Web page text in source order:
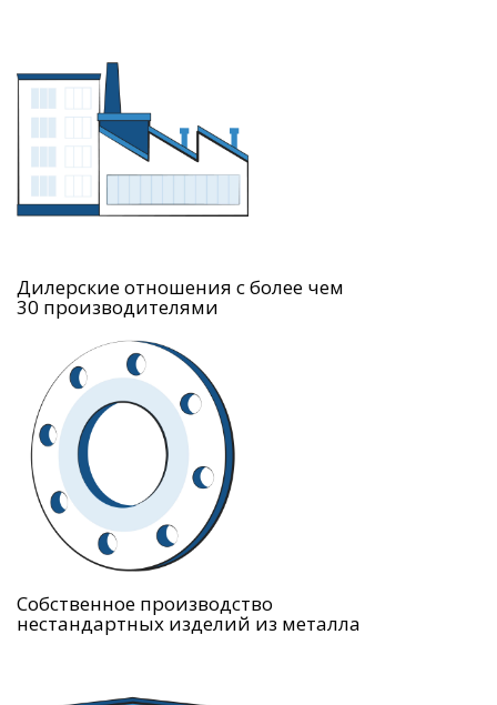
Дилерские отношения с более чем
30 производителями
Собственное производство
нестандартных изделий из металла